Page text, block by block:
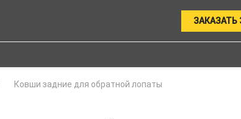
ЗАКАЗАТЬ
Ковши задние для обратной лопаты